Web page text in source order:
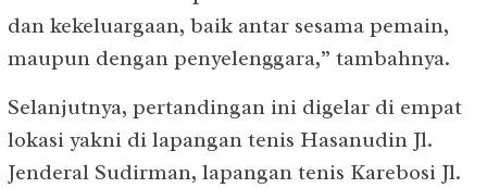
dan kekeluargaan, baik antar sesama pemain,
maupun dengan penyelenggara,” tambahnya.
Selanjutnya, pertandingan ini digelar di empat
lokasi yakni di lapangan tenis Hasanudin Jl.
Jenderal Sudirman, lapangan tenis Karebosi Jl.